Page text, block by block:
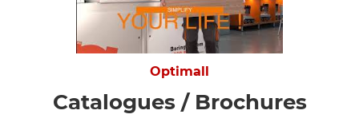
Optimall
Catalogues / Brochures